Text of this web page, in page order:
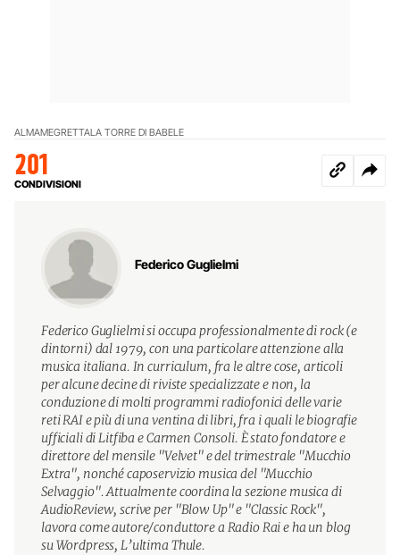
ALMAMEGRETTALA TORRE DI BABELE
201
CONDIVISIONI
Federico Guglielmi
Federico Guglielmi si occupa professionalmente di rock (e
dintorni) dal 1979, con una particolare attenzione alla
musica italiana. In curriculum, fra le altre cose, articoli
per alcune decine di riviste specializzate e non, la
conduzione di molti programmi radiofonici delle varie
reti RAI e più di una ventina di libri, fra i quali le biografie
ufficiali di Litfiba e Carmen Consoli. È stato fondatore e
direttore del mensile "Velvet" e del trimestrale "Mucchio
Extra", nonché caposervizio musica del "Mucchio
Selvaggio". Attualmente coordina la sezione musica di
AudioReview, scrive per "Blow Up" e "Classic Rock",
lavora come autore/conduttore a Radio Rai e ha un blog
su Wordpress, L’ultima Thule.